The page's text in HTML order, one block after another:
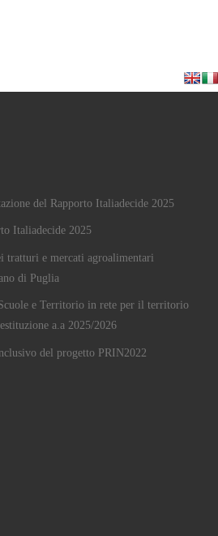
del Rapporto Italiadecide 2025
Italiadecide 2025
tratturi e mercati agroalimentari
di Puglia
e Territorio in rete per il territorio
a.a 2025/2026
del progetto PRIN2022